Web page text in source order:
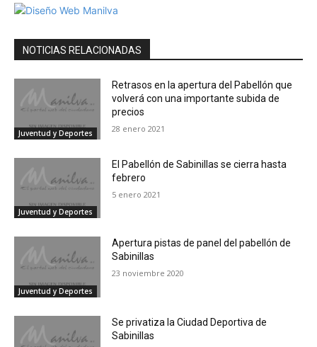
NOTICIAS RELACIONADAS
Juventud y Deportes
Retrasos en la apertura del Pabellón que
volverá con una importante subida de
precios
28 enero 2021
Juventud y Deportes
El Pabellón de Sabinillas se cierra hasta
febrero
5 enero 2021
Juventud y Deportes
Apertura pistas de panel del pabellón de
Sabinillas
23 noviembre 2020
Se privatiza la Ciudad Deportiva de
Sabinillas